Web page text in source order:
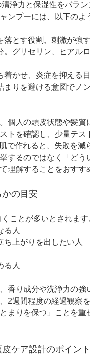
浄力と保湿性をバラ
ンプーには、以下のよ
とす役割。刺激が強
グリセリン、ヒアル
かせ、炎症を抑える目
りを避ける意図でノ
個人の頭皮状態や髪質
トを確認し、少量テス
で作れると、失敗を減
するのではなく「どう
理解することをおすす
の目安
ことが多いとされます
る人
ち上がりを出したい人
る人
香り成分や洗浄力の強
2週間程度の経過観察
まりを保つ」ことを
ケア設計のポイント